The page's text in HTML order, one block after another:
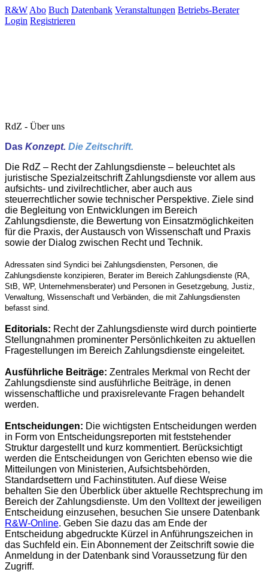
R&W Abo Buch Datenbank Veranstaltungen Betriebs-Berater
Login Registrieren
RdZ - Über uns
Das Konzept. Die Zeitschrift.
Die RdZ – Recht der Zahlungsdienste – beleuchtet als
juristische Spezialzeitschrift Zahlungsdienste vor allem aus
aufsichts- und zivilrechtlicher, aber auch aus
steuerrechtlicher sowie technischer Perspektive. Ziele sind
die Begleitung von Entwicklungen im Bereich
Zahlungsdienste, die Bewertung von Einsatzmöglichkeiten
für die Praxis, der Austausch von Wissenschaft und Praxis
sowie der Dialog zwischen Recht und Technik.
Adressaten sind Syndici bei Zahlungsdiensten, Personen, die
Zahlungsdienste konzipieren, Berater im Bereich Zahlungsdienste (RA,
StB, WP, Unternehmensberater) und Personen in Gesetzgebung, Justiz,
Verwaltung, Wissenschaft und Verbänden, die mit Zahlungsdiensten
befasst sind.
Editorials: Recht der Zahlungsdienste wird durch pointierte
Stellungnahmen prominenter Persönlichkeiten zu aktuellen
Fragestellungen im Bereich Zahlungsdienste eingeleitet.
Ausführliche Beiträge: Zentrales Merkmal von Recht der
Zahlungsdienste sind ausführliche Beiträge, in denen
wissenschaftliche und praxisrelevante Fragen behandelt
werden.
Entscheidungen: Die wichtigsten Entscheidungen werden
in Form von Entscheidungsreporten mit feststehender
Struktur dargestellt und kurz kommentiert. Berücksichtigt
werden die Entscheidungen von Gerichten ebenso wie die
Mitteilungen von Ministerien, Aufsichtsbehörden,
Standardsettern und Fachinstituten. Auf diese Weise
behalten Sie den Überblick über aktuelle Rechtsprechung im
Bereich der Zahlungsdienste. Um den Volltext der jeweiligen
Entscheidung einzusehen, besuchen Sie unsere Datenbank
R&W-Online. Geben Sie dazu das am Ende der
Entscheidung abgedruckte Kürzel in Anführungszeichen in
das Suchfeld ein. Ein Abonnement der Zeitschrift sowie die
Anmeldung in der Datenbank sind Voraussetzung für den
Zugriff.